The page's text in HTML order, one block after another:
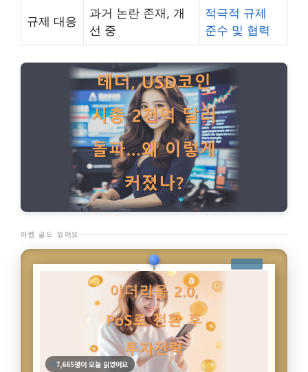
규제 대응
과거 논란 존재, 개
선 중
적극적 규제
준수 및 협력
이런 글도 있어요
7,439명이 오늘 읽었어요